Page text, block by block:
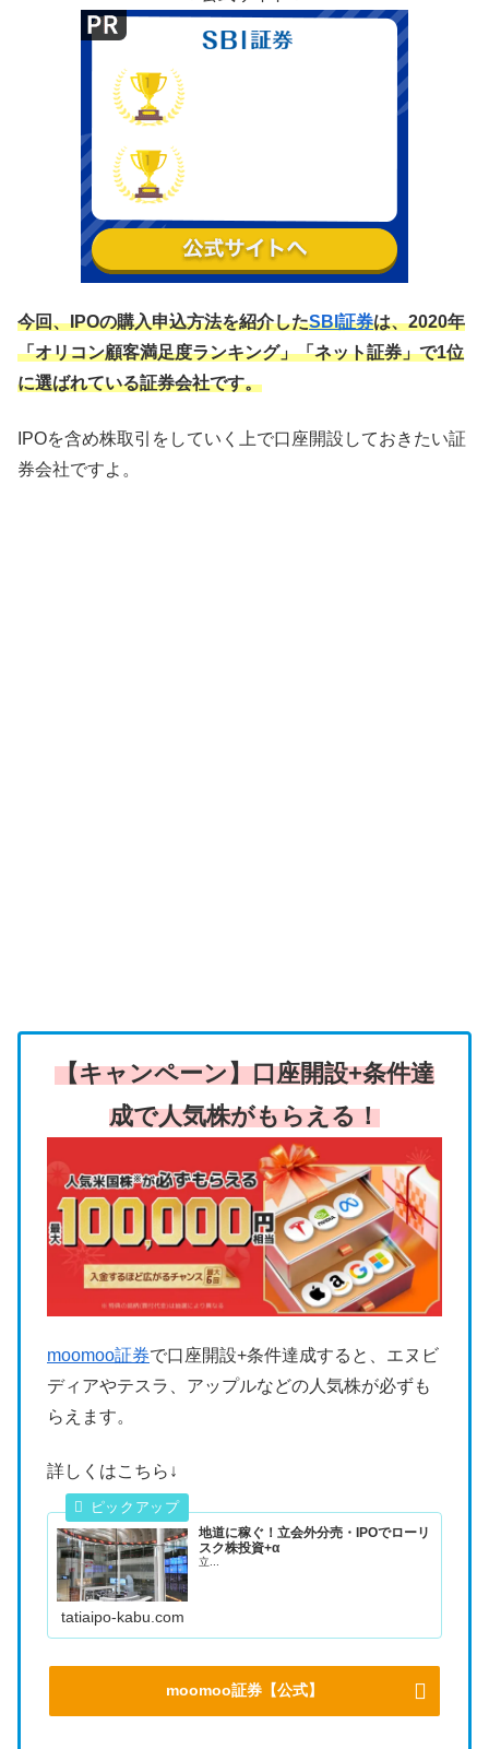
今回、IPOの購入申込方法を紹介したSBI証券は、2020年
「オリコン顧客満足度ランキング」「ネット証券」で1位
に選ばれている証券会社です。
IPOを含め株取引をしていく上で口座開設しておきたい証
券会社ですよ。
【キャンペーン】口座開設+条件達
成で人気株がもらえる！
moomoo証券で口座開設+条件達成すると、エヌビ
ディアやテスラ、アップルなどの人気株が必ずも
らえます。
詳しくはこちら↓
地道に稼ぐ！立会外分売・IPOでローリ
スク株投資+α
立...
tatiaipo-kabu.com
moomoo証券【公式】